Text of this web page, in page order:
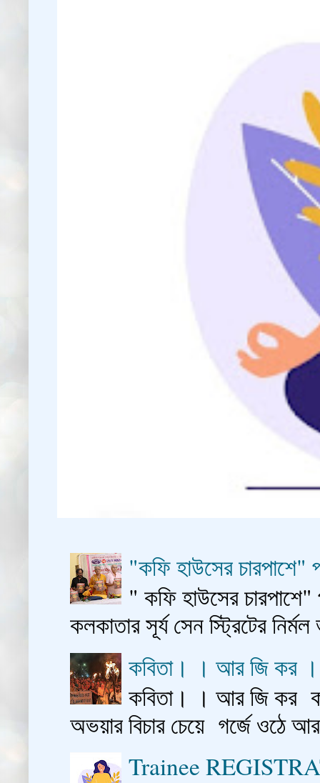
"কফি হাউসের
" কফি হাউসের
কলকাতার সূর্য সেন স্ট্রিটের
কবিতা। । আর জি কর
কবিতা। । আর জি কর
অভয়ার বিচার চেয়ে গর্জে
Trainee